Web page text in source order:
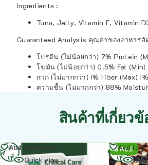
Ingredients :
Tuna, Jelly, Vitamin E, Vitamin
Guaranteed Analysis คุณค่าของอาหารสั
โปรตีน (ไม่น้อยกว่า) 7% Protein
โขมัน (ไม่น้อยกว่า) 0.5% Fat (Min)
กาก (ไม่มากกว่า) 1% Fiber (Max) 1%
ความชื้น (ไม่มากกว่า) 88%
สินค้าที่เกี่ยวข้
Add to Wishlist
Quick view
อ่าน
เพิ่ม
SALE
Add to
อ่าน
เพิ่ม